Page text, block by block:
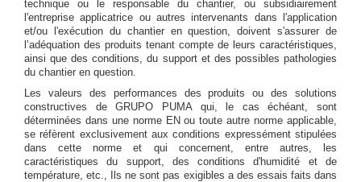
technique ou le responsable du chantier, ou subsidiairement
l'entreprise applicatrice ou autres intervenants dans l'application
et/ou l'exécution du chantier en question, doivent s'assurer de
l’adéquation des produits tenant compte de leurs caractéristiques,
ainsi que des conditions, du support et des possibles pathologies
du chantier en question.
Les valeurs des performances des produits ou des solutions
constructives de GRUPO PUMA qui, le cas échéant, sont
déterminées dans une norme EN ou toute autre norme applicable,
se réfèrent exclusivement aux conditions expressément stipulées
dans cette norme et qui concernent, entre autres, les
caractéristiques du support, des conditions d'humidité et de
température, etc., Ils ne sont pas exigibles a des essais faits dans